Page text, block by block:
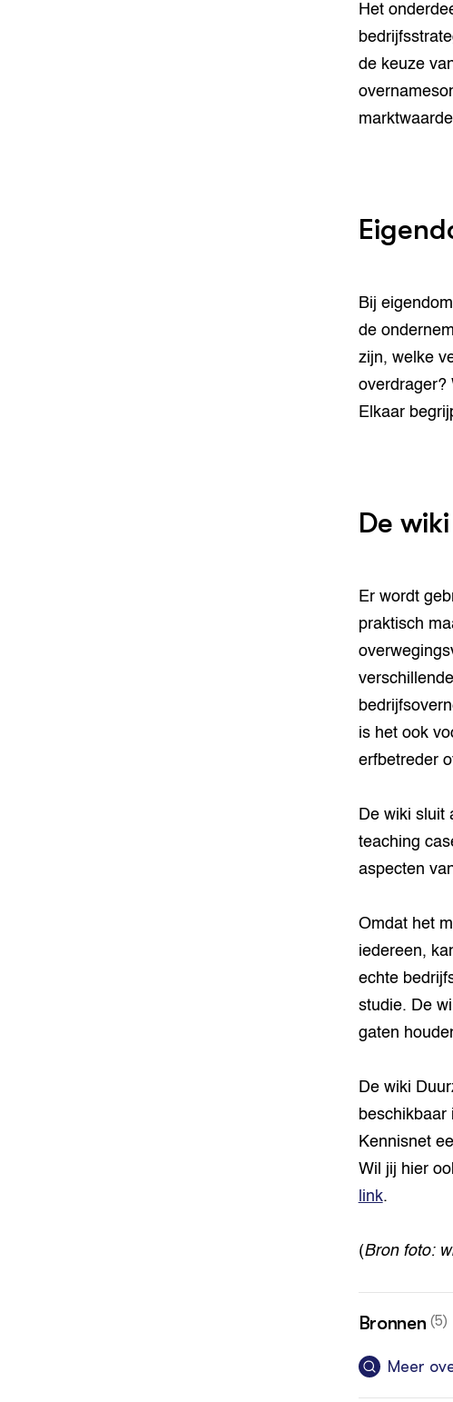
Het
de keuze
Bij
de
zijn, welke
overdrager?
Elkaar
De
Er wordt
praktisch
is het ook
erfbetreder
De wiki sluit
teaching
aspecten
Omdat het
iedereen,
echte
studie. De
gaten
De wiki
beschikbaar
Kennisnet
Wil jij hier
link.
(Bron foto:
Bronnen (5)
Meer